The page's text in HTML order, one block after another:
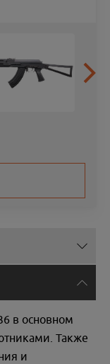
в основном
Также
и